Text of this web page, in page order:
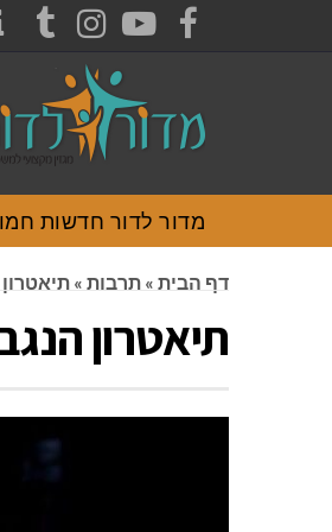
FACEBOOK
YOUTUBE
מדור לדור חדשות
דף הבית » תרבות »
תיאטרון